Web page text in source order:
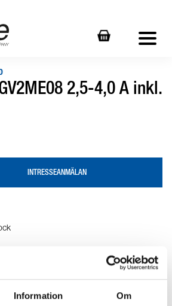
Information Om
2,5-4,0 A inkl.
INTRESSEANMÄLAN